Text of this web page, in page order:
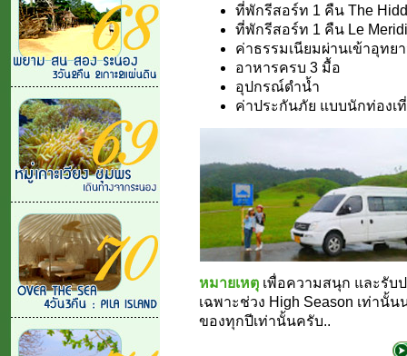
ที่พักรีสอร์ท 1 คืน The
ที่พักรีสอร์ท 1 คืน Le
ค่าธรรมเนียมผ่านเข้าอุท
อาหารครบ 3 มื้อ
อุปกรณ์ดำน้ำ
ค่าประกันภัย แบบนักท่องเ
หมายเหตุ เพื่อความสนุก และรับ
เฉพาะช่วง High Season เท่านั้
ของทุกปีเท่านั้นครับ..